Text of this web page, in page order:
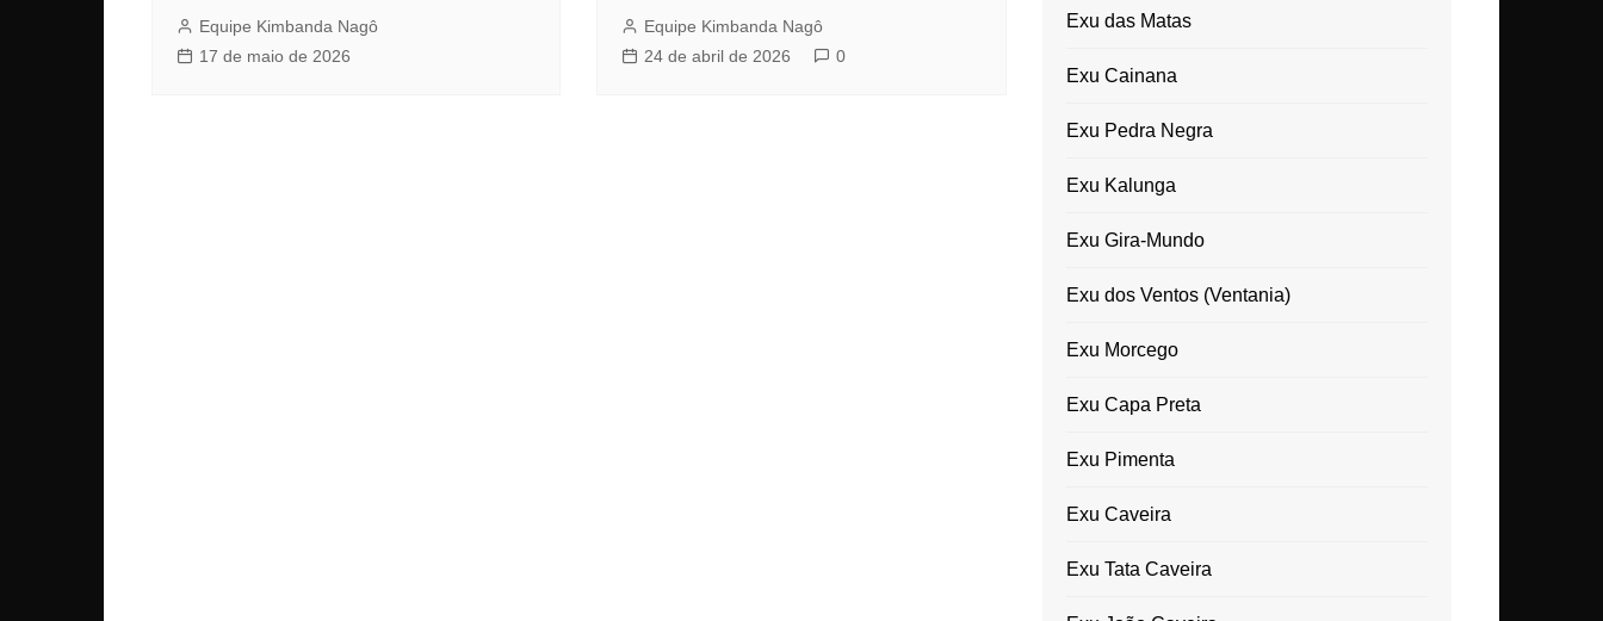
Equipe Kimbanda Nagô
17 de maio de 2026
Equipe Kimbanda Nagô
24 de abril de 2026
0
Exu das Matas
Exu Cainana
Exu Pedra Negra
Exu Kalunga
Exu Gira-Mundo
Exu dos Ventos (Ventania)
Exu Morcego
Exu Capa Preta
Exu Pimenta
Exu Caveira
Exu Tata Caveira